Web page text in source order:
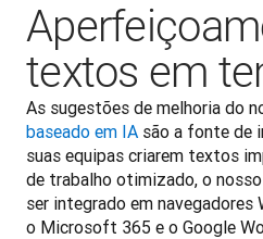
textos em
As sugestões de melhoria do
baseado em IA são a fonte de
suas equipas criarem textos
de trabalho otimizado, o
ser integrado em
o Microsoft 365 e o Google